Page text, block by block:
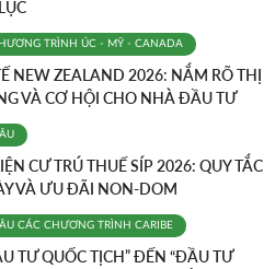
TRÌNH ÚC - MỸ - CANADA
NEW ZEALAND 2026: NẮM RÕ THỊ
VÀ CƠ HỘI CHO NHÀ ĐẦU TƯ
CƯ TRÚ THUẾ SÍP 2026: QUY TẮC
VÀ ƯU ĐÃI NON-DOM
CÁC CHƯƠNG TRÌNH CARIBE
TƯ QUỐC TỊCH” ĐẾN “ĐẦU TƯ